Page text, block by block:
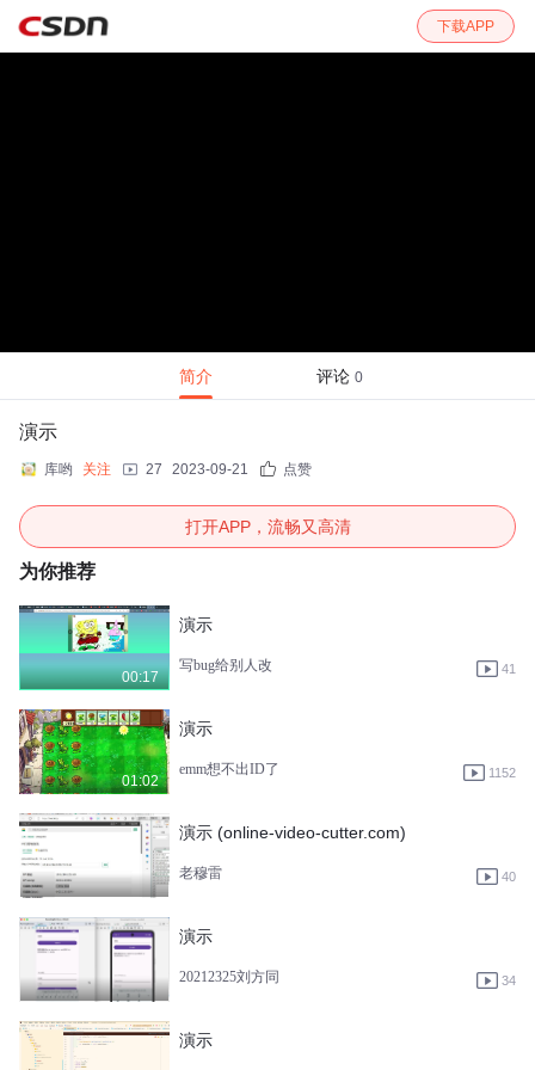
下载APP
简介 评论 0
演示
库哟 关注 27 2023-09-21 点赞
打开APP，流畅又高清
为你推荐
00:17
演示
写bug给别人改 41
01:02
演示
emm想不出ID了 1152
演示 (online-video-cutter.com)
老穆雷 40
演示
20212325刘方同 34
演示